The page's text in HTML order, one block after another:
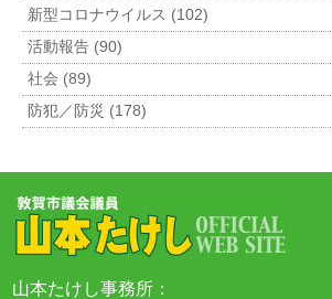
新型コロナウイルス (102)
活動報告 (90)
社会 (89)
防犯／防災 (178)
山本たけし事務所：